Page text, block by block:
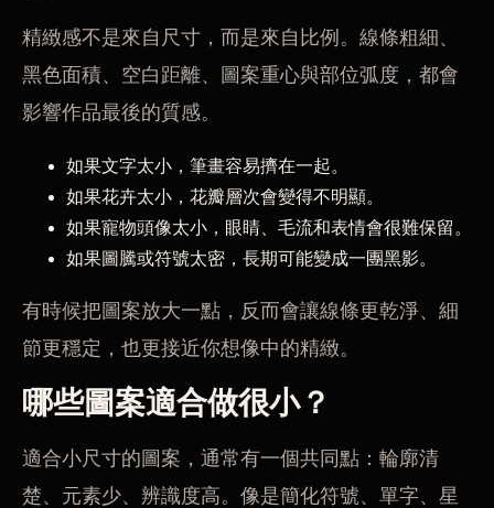
精緻感不是來自尺寸，而是來自比例。線條粗細、
黑色面積、空白距離、圖案重心與部位弧度，都會
影響作品最後的質感。
如果文字太小，筆畫容易擠在一起。
如果花卉太小，花瓣層次會變得不明顯。
如果寵物頭像太小，眼睛、毛流和表情會很難保留。
如果圖騰或符號太密，長期可能變成一團黑影。
有時候把圖案放大一點，反而會讓線條更乾淨、細
節更穩定，也更接近你想像中的精緻。
哪些圖案適合做很小？
適合小尺寸的圖案，通常有一個共同點：輪廓清
楚、元素少、辨識度高。像是簡化符號、單字、星